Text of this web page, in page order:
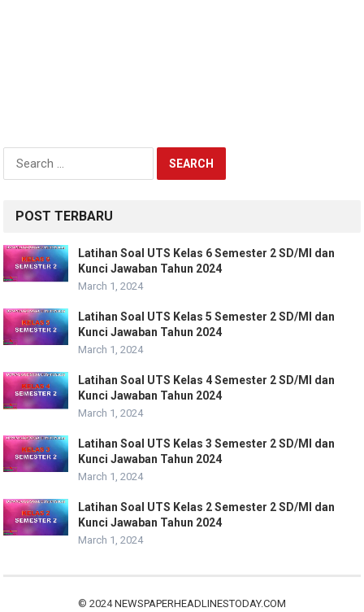
Search
POST TERBARU
Latihan Soal UTS Kelas 6 Semester 2 SD/MI dan
Kunci Jawaban Tahun 2024
March 1, 2024
Latihan Soal UTS Kelas 5 Semester 2 SD/MI dan
Kunci Jawaban Tahun 2024
March 1, 2024
Latihan Soal UTS Kelas 4 Semester 2 SD/MI dan
Kunci Jawaban Tahun 2024
March 1, 2024
Latihan Soal UTS Kelas 3 Semester 2 SD/MI dan
Kunci Jawaban Tahun 2024
March 1, 2024
Latihan Soal UTS Kelas 2 Semester 2 SD/MI dan
Kunci Jawaban Tahun 2024
March 1, 2024
© 2024NEWSPAPERHEADLINESTODAY.COM